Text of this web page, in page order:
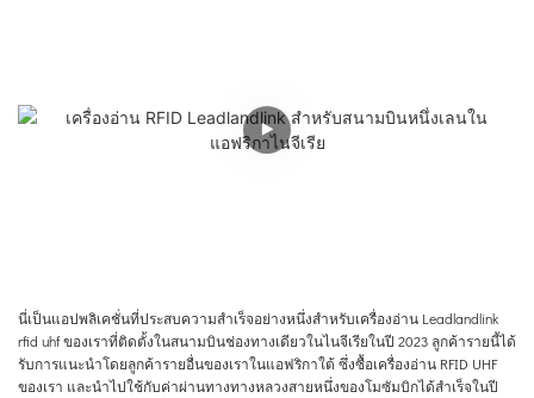
นี่เป็นแอปพลิเคชั่นที่ประสบความสำเร็จอย่างหนึ่งสำหรับเครื่องอ่าน Leadlandlink
rfid uhf ของเราที่ติดตั้งในสนามบินช่องทางเดียวในไนจีเรียในปี 2023 ลูกค้ารายนี้ได้
รับการแนะนำโดยลูกค้ารายอื่นของเราในแอฟริกาใต้ ซึ่งซื้อเครื่องอ่าน RFID UHF
ของเรา และนำไปใช้กับค่าผ่านทางทางหลวงสายหนึ่งของโมซัมบิกได้สำเร็จในปี